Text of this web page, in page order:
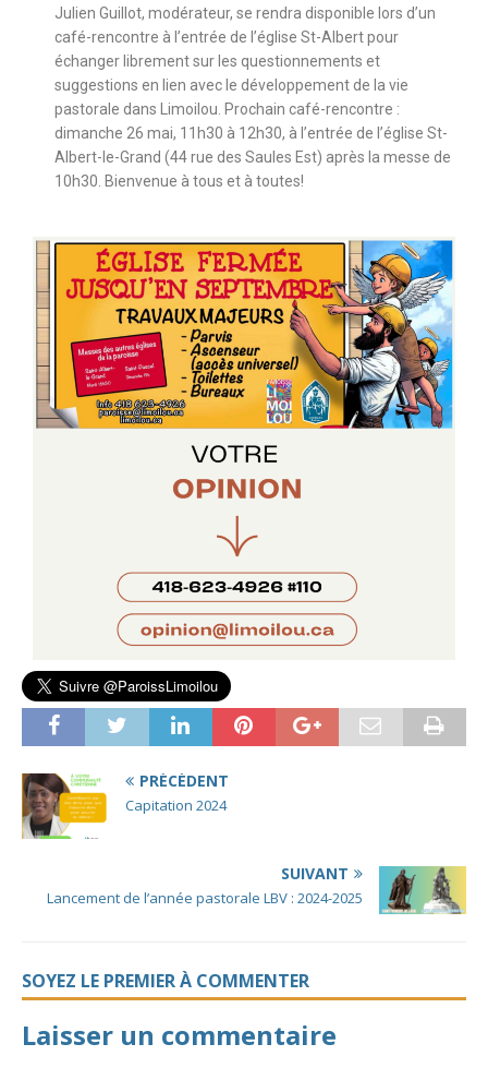
Julien Guillot, modérateur, se rendra disponible lors d’un
café-rencontre à l’entrée de l’église St-Albert pour
échanger librement sur les questionnements et
suggestions en lien avec le développement de la vie
pastorale dans Limoilou. Prochain café-rencontre :
dimanche 26 mai, 11h30 à 12h30, à l’entrée de l’église St-
Albert-le-Grand (44 rue des Saules Est) après la messe de
10h30. Bienvenue à tous et à toutes!
PRÉCÉDENT
Capitation 2024
SUIVANT
Lancement de l’année pastorale LBV : 2024-2025
SOYEZ LE PREMIER À COMMENTER
Laisser un commentaire